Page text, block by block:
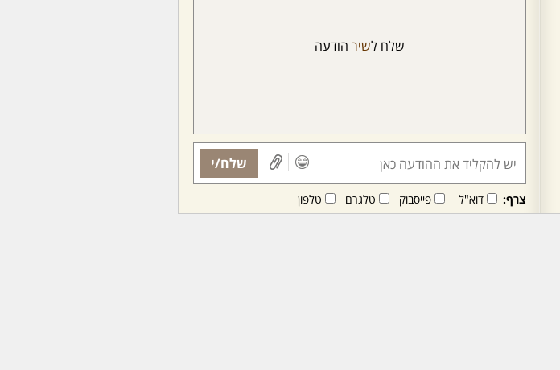
שלח לשיר הודעה
שלח/י
צרף: דוא"ל פייסבוק טלגרם טלפון